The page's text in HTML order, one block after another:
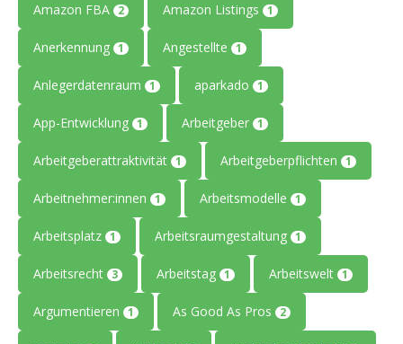
Amazon FBA 2 Amazon Listings 1
Anerkennung 1 Angestellte 1
Anlegerdatenraum 1 aparkado 1
App-Entwicklung 1 Arbeitgeber 1
Arbeitgeberattraktivität 1 Arbeitgeberpflichten 1
Arbeitnehmer:innen 1 Arbeitsmodelle 1
Arbeitsplatz 1 Arbeitsraumgestaltung 1
Arbeitsrecht 3 Arbeitstag 1 Arbeitswelt 1
Argumentieren 1 As Good As Pros 2